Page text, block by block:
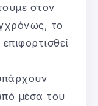
στον
το
μέσα του